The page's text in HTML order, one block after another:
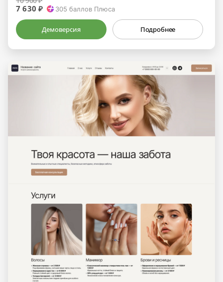
7 630 ₽ 305 баллов Плюса
Демоверсия Подробнее